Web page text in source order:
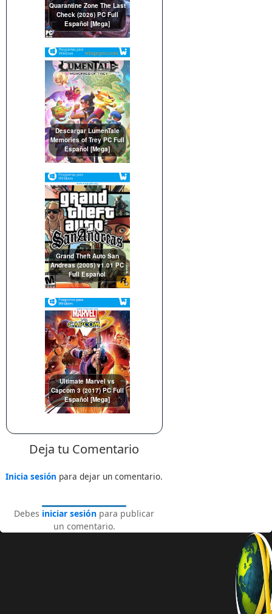
Quarantine Zone The Last
Check (2026) PC Full
Español [Mega]
Descargar LumenTale
Memories of Trey PC Full
Español [Mega]
Grand Theft Auto San
Andreas (2005) v1.01 PC
Full Español
Ultimate Marvel vs
Capcom 3 (2017) PC Full
Español [Mega]
Deja tu Comentario
Inicia sesión para dejar un comentario.
Debes iniciar sesión para publicar
un comentario.